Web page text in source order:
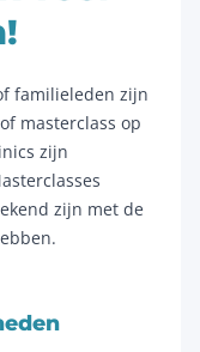
familieleden zijn
masterclass op
zijn
zijn met de